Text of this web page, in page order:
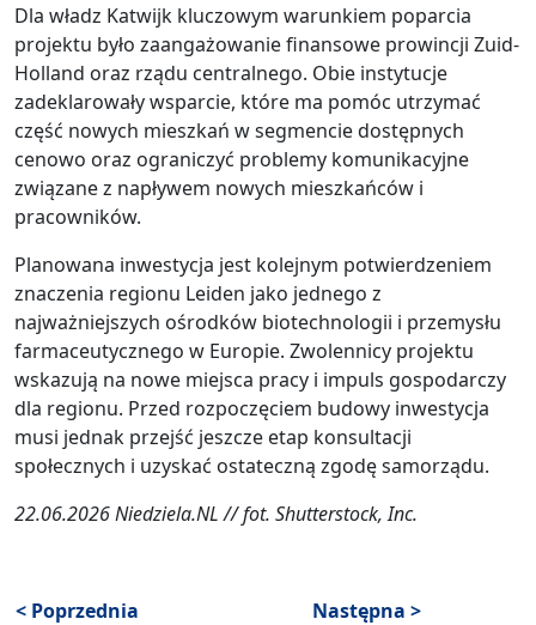
Dla władz Katwijk kluczowym warunkiem poparcia
projektu było zaangażowanie finansowe prowincji Zuid-
Holland oraz rządu centralnego. Obie instytucje
zadeklarowały wsparcie, które ma pomóc utrzymać
część nowych mieszkań w segmencie dostępnych
cenowo oraz ograniczyć problemy komunikacyjne
związane z napływem nowych mieszkańców i
pracowników.
Planowana inwestycja jest kolejnym potwierdzeniem
znaczenia regionu Leiden jako jednego z
najważniejszych ośrodków biotechnologii i przemysłu
farmaceutycznego w Europie. Zwolennicy projektu
wskazują na nowe miejsca pracy i impuls gospodarczy
dla regionu. Przed rozpoczęciem budowy inwestycja
musi jednak przejść jeszcze etap konsultacji
społecznych i uzyskać ostateczną zgodę samorządu.
22.06.2026 Niedziela.NL // fot. Shutterstock, Inc.
< Poprzednia Następna >